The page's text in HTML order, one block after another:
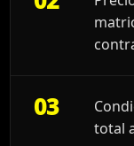
03
total